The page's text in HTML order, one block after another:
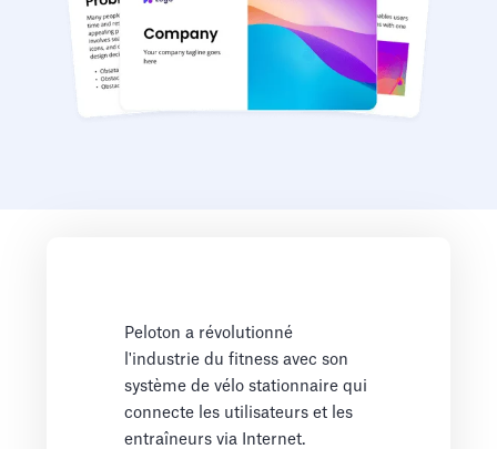
Peloton a révolutionné
l'industrie du fitness avec son
système de vélo stationnaire qui
connecte les utilisateurs et les
entraîneurs via Internet.